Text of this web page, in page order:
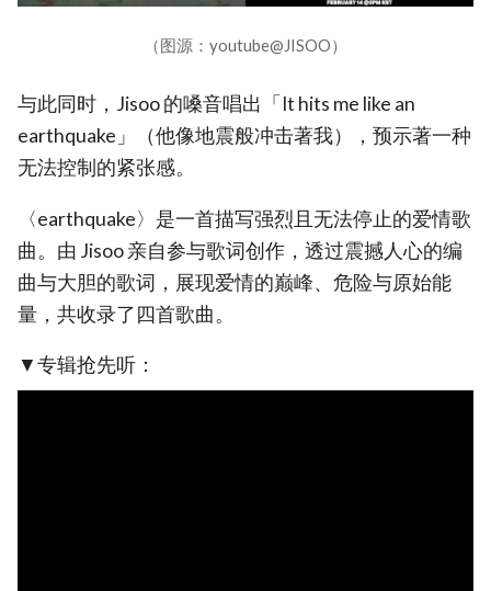
（图源：youtube@JISOO）
与此同时，Jisoo 的嗓音唱出「It hits me like an
earthquake」（他像地震般冲击著我），预示著一种
无法控制的紧张感。
〈earthquake〉是一首描写强烈且无法停止的爱情歌
曲。由 Jisoo 亲自参与歌词创作，透过震撼人心的编
曲与大胆的歌词，展现爱情的巅峰、危险与原始能
量，共收录了四首歌曲。
▼专辑抢先听：